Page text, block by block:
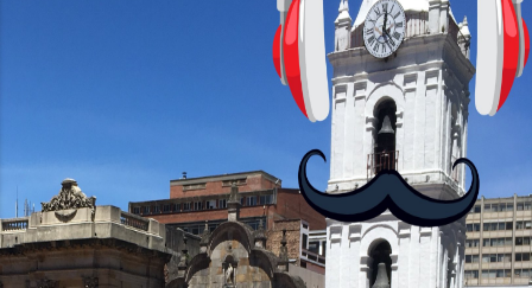
Equipados con el chipset MediaTek
Helio G85, el Moto G24 ofrece 4GB de
RAM, mientras que el Moto G24 Power
brinda opciones de 4GB o 6GB de RAM,
mejorando su capacidad...